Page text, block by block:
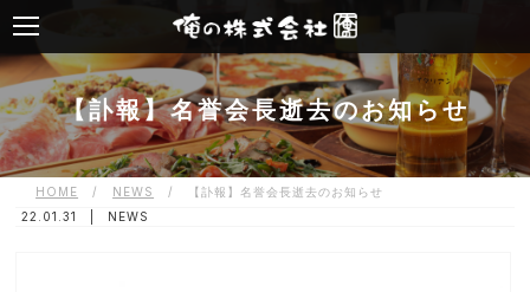
【訃報】名誉会長逝去のお知らせ
HOME / NEWS /
【訃報】名誉会長逝去のお知らせ
22.01.31 |
NEWS